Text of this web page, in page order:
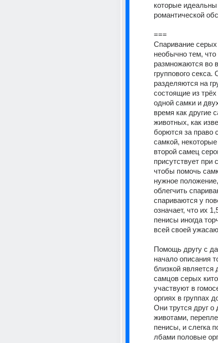
которые
романтической
===
Спаривание серых
необычно тем, что
размножаются во
группового
разделяются на
состоящие из
одной самки и
время как другие
животных, как
борются за право
самкой,
второй самец
присутствует при
чтобы помочь
нужное
облегчить
спариваются у
означает, что их
пенисы иногда
всей своей
Помощь другу с
начало описания
близкой является
самцов серых
участвуют в
оргиях в группах
Они трутся друг о
животами,
пенисы, и слегка
лбами половые